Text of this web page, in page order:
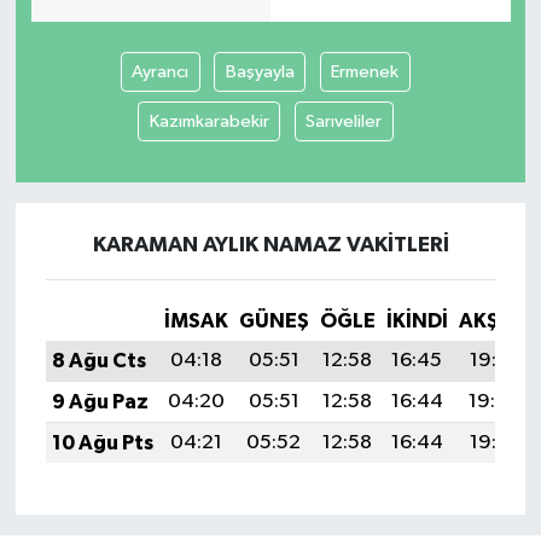
Ayrancı Başyayla Ermenek
Kazımkarabekir Sarıveliler
KARAMAN AYLIK NAMAZ VAKITLERI
İMSAK GÜNEŞ ÖĞLE İKINDI
AKŞAM
8 Ağu Cts
04:18 05:51 12:58 16:45
19:55
9 Ağu Paz
04:20 05:51 12:58 16:44
19:54
10 Ağu Pts
04:21 05:52 12:58 16:44 19:53